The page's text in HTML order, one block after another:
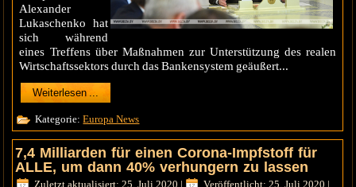
Alexander
Lukaschenko hat
sich während
eines Treffens über Maßnahmen zur Unterstützung des realen
Wirtschaftssektors durch das Bankensystem geäußert...
Weiterlesen ...
Kategorie:Europa News
7,4 Milliarden für einen Corona-Impfstoff für
ALLE, um dann 40% verhungern zu lassen
Zuletzt aktualisiert: 25. Juli 2020 | Veröffentlicht: 25. Juli 2020 |